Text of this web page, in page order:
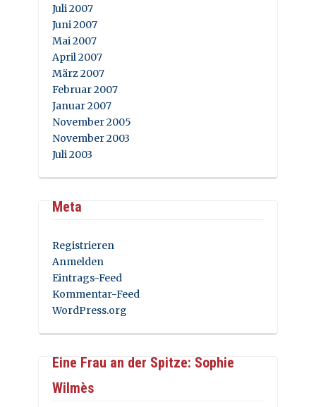
Juli 2007
Juni 2007
Mai 2007
April 2007
März 2007
Februar 2007
Januar 2007
November 2005
November 2003
Juli 2003
Meta
Registrieren
Anmelden
Eintrags-Feed
Kommentar-Feed
WordPress.org
Eine Frau an der Spitze: Sophie
Wilmès